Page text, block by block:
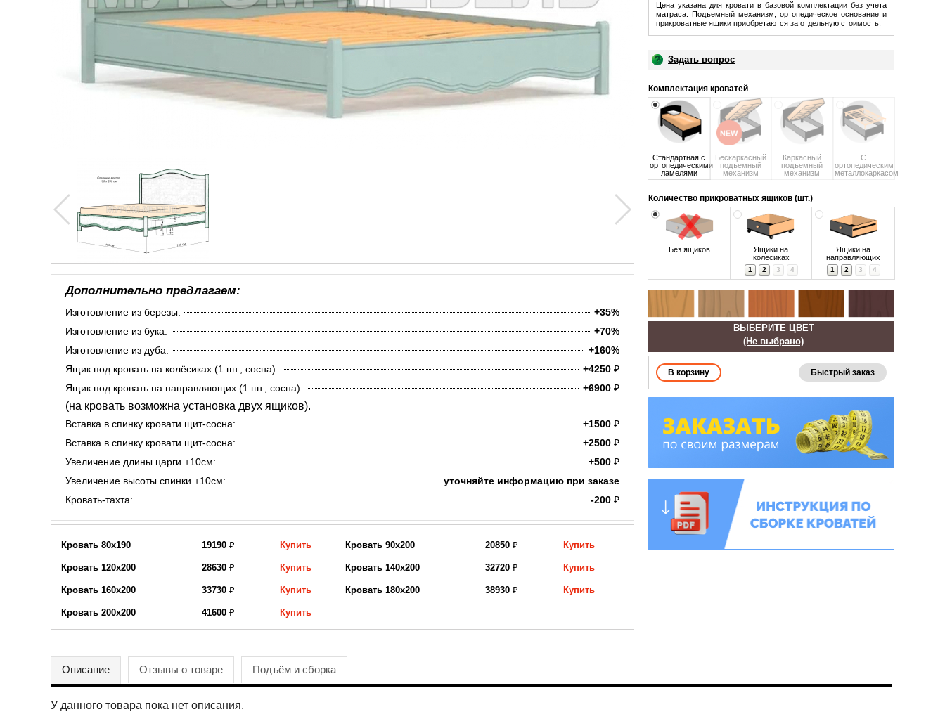
Дополнительно предлагаем:
Изготовление из березы:
+35%
Изготовление из бука:
+70%
Изготовление из дуба:
+160%
Ящик под кровать на колёсиках (1 шт., сосна):
+4250 ₽
Ящик под кровать на направляющих (1 шт., сосна):
+6900 ₽
(на кровать возможна установка двух ящиков).
Вставка в спинку кровати щит-сосна: +1500 ₽
Вставка в спинку кровати щит-сосна:
+2500 ₽
Увеличение длины царги +10см:
+500 ₽
Увеличение высоты спинки +10см:
уточняйте информацию при заказе
Кровать-тахта:
-200 ₽
Кровать 80х190 19190₽ Купить Кровать 90х200 20850 ₽ Купить
Кровать 120х200 28630₽ Купить Кровать 140х200 32720 ₽ Купить
Кровать 160х200 33730₽ Купить Кровать 180х200 38930 ₽ Купить
Кровать 200х200 41600₽ Купить
Цена указана для кровати в базовой комплектации без учета
матраса. Подъемный механизм, ортопедическое основание и
прикроватные ящики приобретаются за отдельную стоимость.
Задать вопрос
Комплектация кроватей
Стандартная с
ортопедическими
ламелями
Бескаркасный
подъемный
механизм
Каркасный
подъемный
механизм
С
ортопедическим
металлокаркасом
Количество прикроватных ящиков (шт.)
Без ящиков
Ящики на
колесиках
1 2 3 4
Ящики на
направляющих
1 2 3 4
ВЫБЕРИТЕ ЦВЕТ
(Не выбрано)
Быстрый заказ
Описание Отзывы о товаре Подъём и сборка
У данного товара пока нет описания.